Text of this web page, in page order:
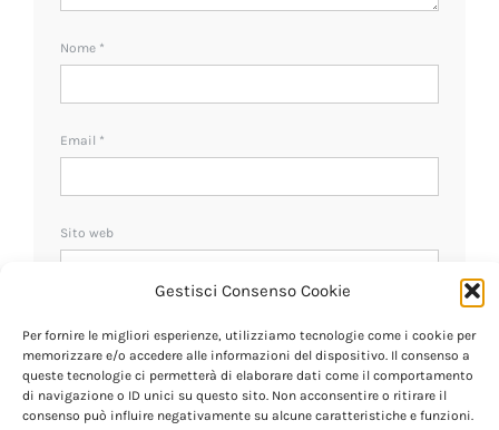
Gestisci Consenso Cookie
Per fornire le migliori esperienze, utilizziamo tecnologie come i cookie per
memorizzare e/o accedere alle informazioni del dispositivo. Il consenso a
queste tecnologie ci permetterà di elaborare dati come il comportamento
di navigazione o ID unici su questo sito. Non acconsentire o ritirare il
consenso può influire negativamente su alcune caratteristiche e funzioni.
Nome *
Email *
Sito web